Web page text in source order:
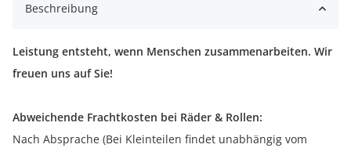
Beschreibung
Leistung entsteht, wenn Menschen zusammenarbeiten. Wir
freuen uns auf Sie!
Abweichende Frachtkosten bei Räder & Rollen:
Nach Absprache (Bei Kleinteilen findet unabhängig vom